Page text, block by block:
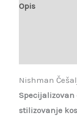
Opis
Nishman
Specijalizovan
stilizovanje